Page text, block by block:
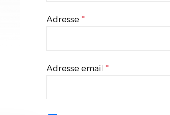
Adresse
Adresse email